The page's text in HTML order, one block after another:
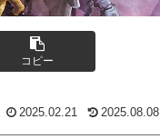
コピー
2025.02.21 2025.08.08